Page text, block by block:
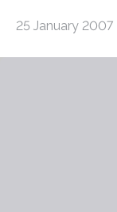
25 January 2007